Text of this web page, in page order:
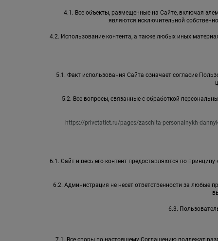
4.1. Все объекты, размещенные на Сайте, включая
являются исключительной
4.2. Использование контента, а также любых иных
5.1. Факт использования Сайта означает согласие
5.2. Все вопросы, связанные с обработкой
https://privetatlet.ru/pages/zaschita-personalnykh-
6.1. Сайт и весь его контент предоставляются по
6.2. Администрация не несет ответственности за любые
6.3.
7.1. Все споры по настоящему Соглашению подлежат